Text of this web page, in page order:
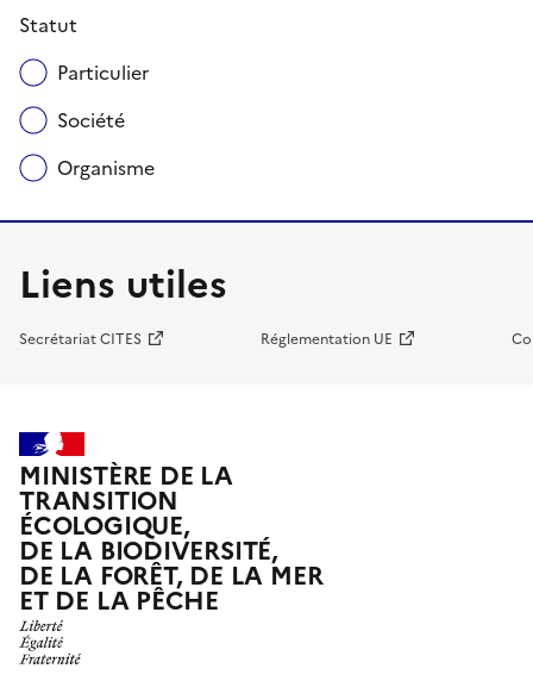
Statut
Particulier
Société
Organisme
Liens utiles
Secrétariat CITES Réglementation UE
MINISTÈRE DE LA
TRANSITION
ÉCOLOGIQUE,
DE LA BIODIVERSITÉ,
DE LA FORÊT, DE LA MER
ET DE LA PÊCHE